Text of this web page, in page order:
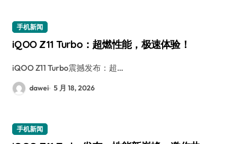
手机新闻
iQOO Z11 Turbo：超燃性能，极速体验！
iQOO Z11 Turbo震撼发布：超…
dawei 5 月 18, 2026
手机新闻